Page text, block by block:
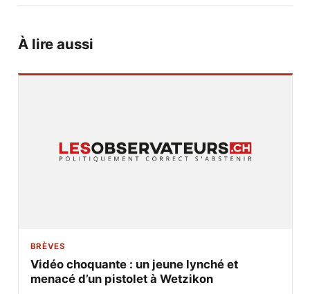
À lire aussi
BRÈVES
Vidéo choquante : un jeune lynché et
menacé d’un pistolet à Wetzikon